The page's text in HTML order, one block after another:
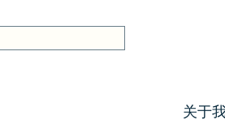
关于